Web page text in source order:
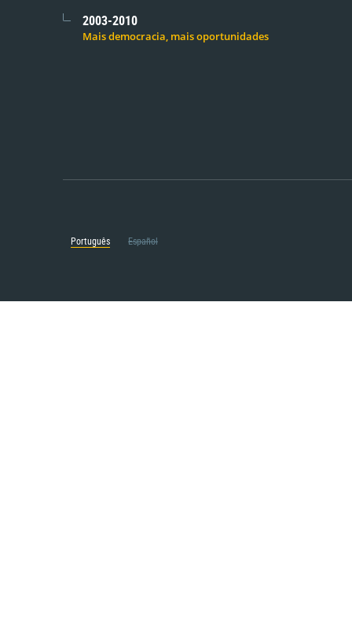
2003-2010
Mais democracia, mais oportunidades
Português Español